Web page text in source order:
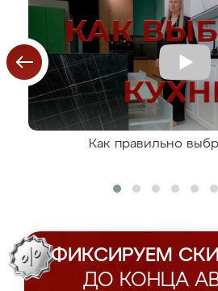
Как правильно
ФИКСИРУЕМ
ДО КОНЦА